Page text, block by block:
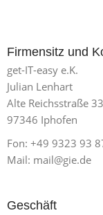
Firmensitz und
get-IT-easy e.K.
Julian Lenhart
Alte Reichsstraße 33
97346 Iphofen
Fon: +49 9323 93
Mail: mail@gie.de
Geschäft